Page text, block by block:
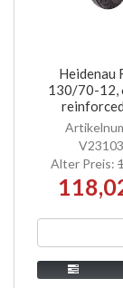
Heidenau
130/70-12,
Alter Preis: